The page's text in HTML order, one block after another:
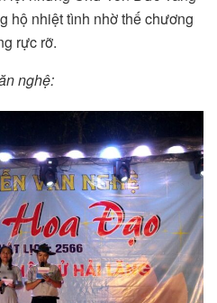
hộ nhiệt tình nhờ thế chương
rực rỡ.
nghệ: